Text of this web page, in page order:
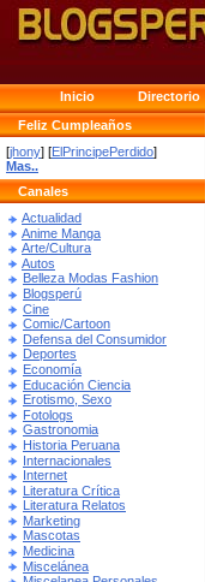
Inicio Directorio
Feliz Cumpleaños
[jhony] [ElPrincipePerdido]
Mas..
Canales
Actualidad
Anime Manga
Arte/Cultura
Autos
Belleza Modas Fashion
Blogsperú
Cine
Comic/Cartoon
Defensa del Consumidor
Deportes
Economía
Educación Ciencia
Erotismo, Sexo
Fotologs
Gastronomia
Historia Peruana
Internacionales
Internet
Literatura Crítica
Literatura Relatos
Marketing
Mascotas
Medicina
Miscelánea